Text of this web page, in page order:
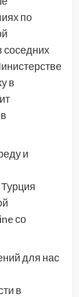
по
соседних
в
и
со
для нас
в